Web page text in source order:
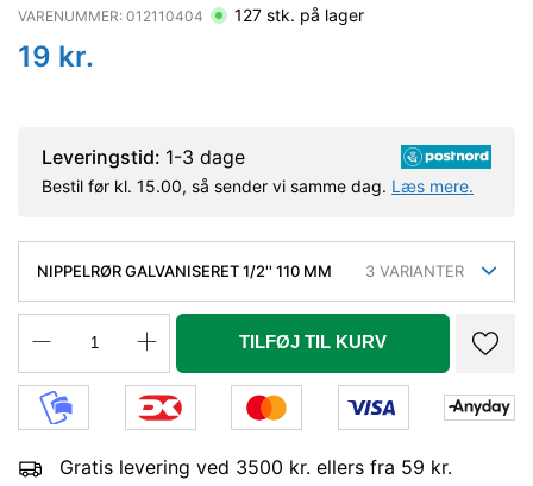
VARENUMMER: 012110404 127 stk. på lager
19 kr.
Leveringstid: 1-3 dage
Bestil før kl. 15.00, så sender vi samme dag. Læs mere.
NIPPELRØR GALVANISERET 1/2'' 110 MM 3 VARIANTER
TILFØJ TIL KURV
Gratis levering ved 3500 kr. ellers fra 59 kr.